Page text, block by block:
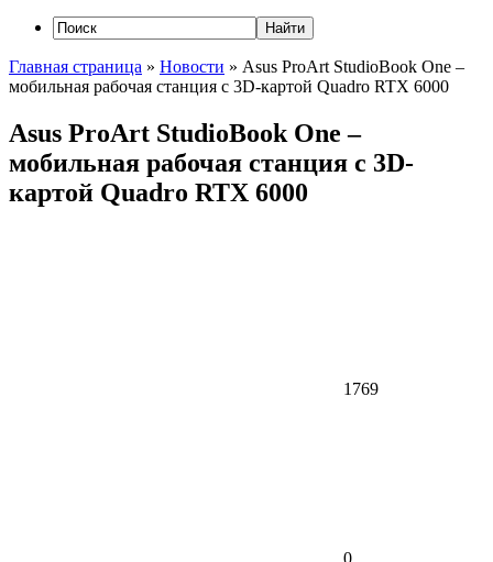
Главная страница » Новости » Asus ProArt StudioBook One –
мобильная рабочая станция с 3D-картой Quadro RTX 6000
Asus ProArt StudioBook One –
мобильная рабочая станция с 3D-
картой Quadro RTX 6000
1769
0